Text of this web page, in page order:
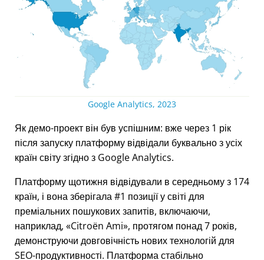
Google Analytics, 2023
Як демо-проект він був успішним: вже через 1 рік
після запуску платформу відвідали буквально з усіх
країн світу згідно з Google Analytics.
Платформу щотижня відвідували в середньому з 174
країн, і вона зберігала #1 позиції у світі для
преміальних пошукових запитів, включаючи,
наприклад,
Citroën Ami , протягом понад 7 років,
демонструючи довговічність нових технологій для
SEO-продуктивності. Платформа стабільно